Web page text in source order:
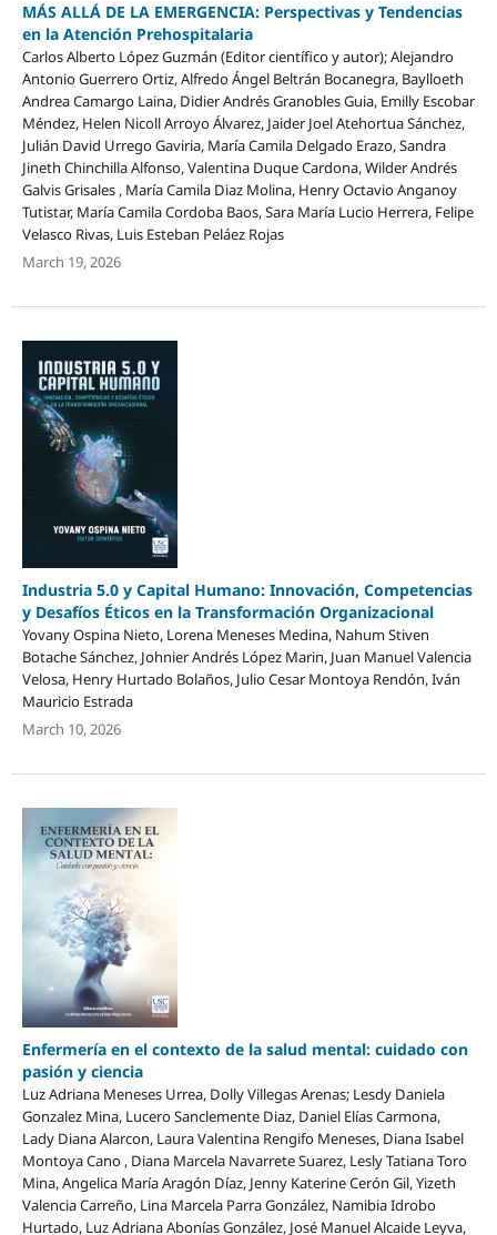
MÁS ALLÁ DE LA EMERGENCIA: Perspectivas y Tendencias
en la Atención Prehospitalaria
Carlos Alberto López Guzmán (Editor científico y autor); Alejandro
Antonio Guerrero Ortiz, Alfredo Ángel Beltrán Bocanegra, Baylloeth
Andrea Camargo Laina, Didier Andrés Granobles Guia, Emilly Escobar
Méndez, Helen Nicoll Arroyo Álvarez, Jaider Joel Atehortua Sánchez,
Julián David Urrego Gaviria, María Camila Delgado Erazo, Sandra
Jineth Chinchilla Alfonso, Valentina Duque Cardona, Wilder Andrés
Galvis Grisales , María Camila Diaz Molina, Henry Octavio Anganoy
Tutistar, María Camila Cordoba Baos, Sara María Lucio Herrera, Felipe
Velasco Rivas, Luis Esteban Peláez Rojas
March 19, 2026
Industria 5.0 y Capital Humano: Innovación, Competencias
y Desafíos Éticos en la Transformación Organizacional
Yovany Ospina Nieto, Lorena Meneses Medina, Nahum Stiven
Botache Sánchez, Johnier Andrés López Marin, Juan Manuel Valencia
Velosa, Henry Hurtado Bolaños, Julio Cesar Montoya Rendón, Iván
Mauricio Estrada
March 10, 2026
Enfermería en el contexto de la salud mental: cuidado con
pasión y ciencia
Luz Adriana Meneses Urrea, Dolly Villegas Arenas; Lesdy Daniela
Gonzalez Mina, Lucero Sanclemente Diaz, Daniel Elías Carmona,
Lady Diana Alarcon, Laura Valentina Rengifo Meneses, Diana Isabel
Montoya Cano , Diana Marcela Navarrete Suarez, Lesly Tatiana Toro
Mina, Angelica María Aragón Díaz, Jenny Katerine Cerón Gil, Yizeth
Valencia Carreño, Lina Marcela Parra González, Namibia Idrobo
Hurtado, Luz Adriana Abonías González, José Manuel Alcaide Leyva,